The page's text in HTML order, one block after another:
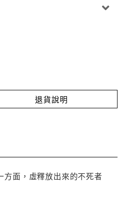
退貨說明
面，虛釋放出來的不死者